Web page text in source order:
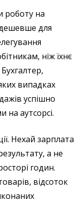
роботу на
дешевше для
ніж їхнє
випадках
успішно
аутсорсі.
Нехай зарплата
а не
годин.
відсоток